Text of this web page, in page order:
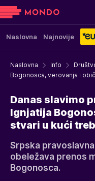
Naslovna Najnovije
Naslovna Info
Bogonosca, verovanja i
Danas slavimo
Ignjatija
stvari u kući
Srpska
obeležava prenos
Bogonosca.